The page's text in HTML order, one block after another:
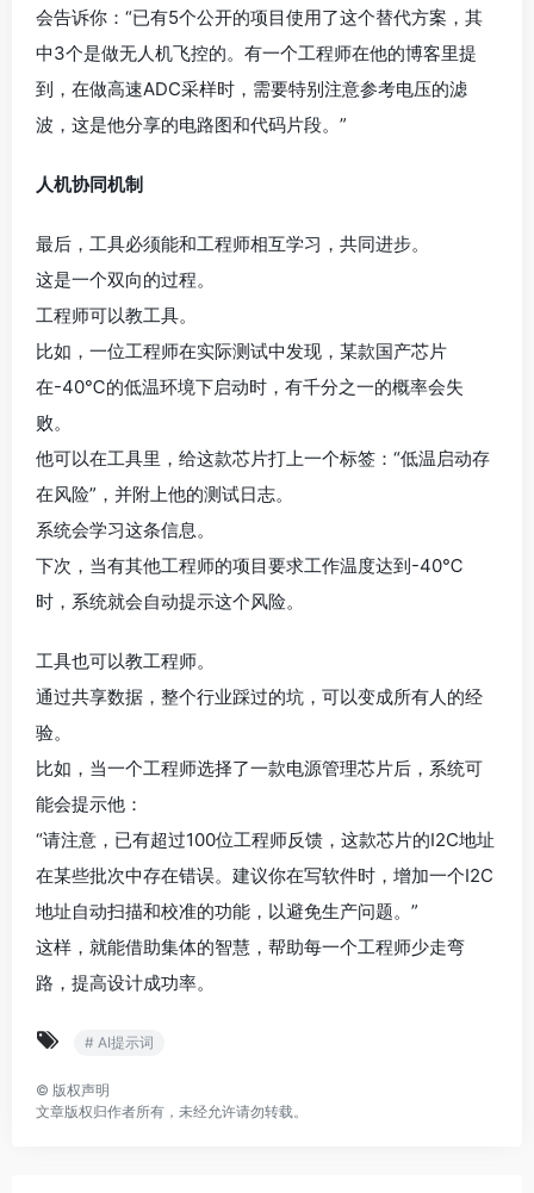
会告诉你：“已有5个公开的项目使用了这个替代方案，其
中3个是做无人机飞控的。有一个工程师在他的博客里提
到，在做高速ADC采样时，需要特别注意参考电压的滤
波，这是他分享的电路图和代码片段。”
人机协同机制
最后，工具必须能和工程师相互学习，共同进步。
这是一个双向的过程。
工程师可以教工具。
比如，一位工程师在实际测试中发现，某款国产芯片
在-40℃的低温环境下启动时，有千分之一的概率会失
败。
他可以在工具里，给这款芯片打上一个标签：“低温启动存
在风险”，并附上他的测试日志。
系统会学习这条信息。
下次，当有其他工程师的项目要求工作温度达到-40℃
时，系统就会自动提示这个风险。
工具也可以教工程师。
通过共享数据，整个行业踩过的坑，可以变成所有人的经
验。
比如，当一个工程师选择了一款电源管理芯片后，系统可
能会提示他：
“请注意，已有超过100位工程师反馈，这款芯片的I2C地址
在某些批次中存在错误。建议你在写软件时，增加一个I2C
地址自动扫描和校准的功能，以避免生产问题。”
这样，就能借助集体的智慧，帮助每一个工程师少走弯
路，提高设计成功率。
# AI提示词
© 版权声明
文章版权归作者所有，未经允许请勿转载。